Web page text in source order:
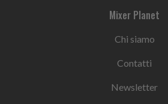
Mixer Planet
Chi siamo
Contatti
Newsletter